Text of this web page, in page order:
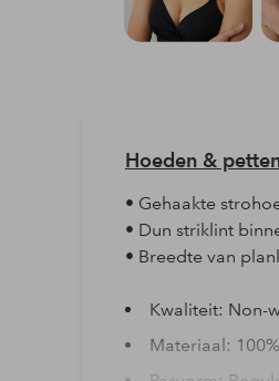
Hoeden &
• Gehaakte
• Dun striklint
• Breedte van
Kwaliteit: Non-
Materiaal: